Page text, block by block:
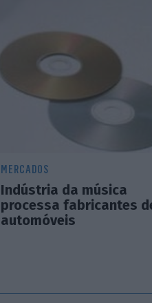
MERCADOS
Indústria da música
processa fabricantes
automóveis